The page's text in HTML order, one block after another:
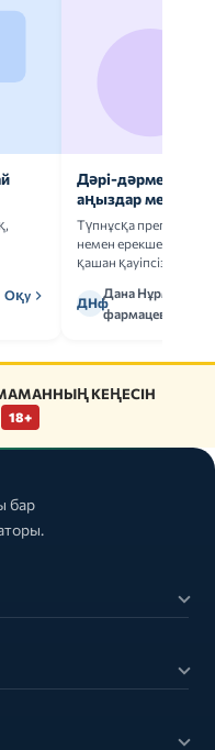
Оқу
Дәрі-дәрмек
аңыздар мен
Түпнұсқа
немен ерекшеленеді
қашан қауіпсіз.
ДНф
Дана
фармацевт
КЕҢЕСІН
18+
бар